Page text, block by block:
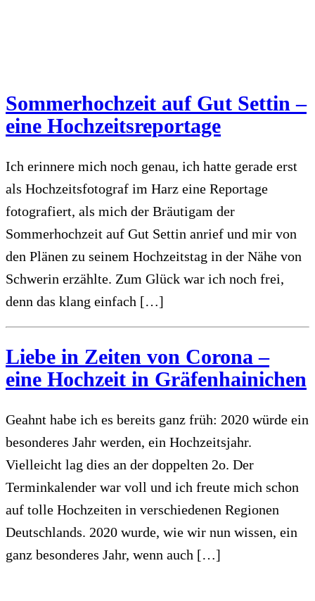
Sommerhochzeit auf Gut Settin –
eine Hochzeitsreportage
Ich erinnere mich noch genau, ich hatte gerade erst
als Hochzeitsfotograf im Harz eine Reportage
fotografiert, als mich der Bräutigam der
Sommerhochzeit auf Gut Settin anrief und mir von
den Plänen zu seinem Hochzeitstag in der Nähe von
Schwerin erzählte. Zum Glück war ich noch frei,
denn das klang einfach […]
Liebe in Zeiten von Corona –
eine Hochzeit in Gräfenhainichen
Geahnt habe ich es bereits ganz früh: 2020 würde ein
besonderes Jahr werden, ein Hochzeitsjahr.
Vielleicht lag dies an der doppelten 2o. Der
Terminkalender war voll und ich freute mich schon
auf tolle Hochzeiten in verschiedenen Regionen
Deutschlands. 2020 wurde, wie wir nun wissen, ein
ganz besonderes Jahr, wenn auch […]